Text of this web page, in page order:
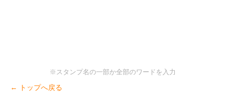
※スタンプ名の一部か全部のワードを入力
← トップへ戻る